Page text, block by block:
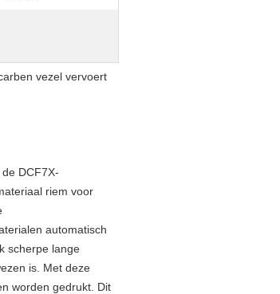
vezel vervoert
DCF7X-
riem voor
automatisch
scherpe lange
is. Met deze
worden gedrukt. Dit